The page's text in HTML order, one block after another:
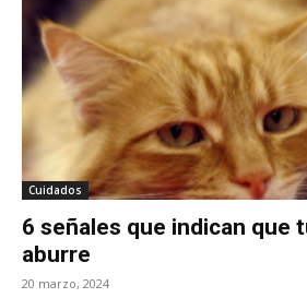
Cuidados
6 señales que indican que
aburre
20 marzo, 2024